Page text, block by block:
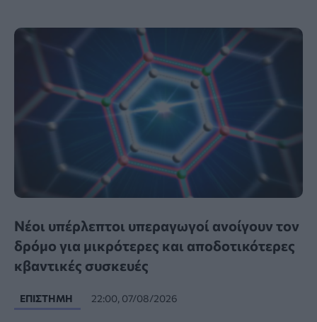
Νέοι υπέρλεπτοι υπεραγωγοί ανοίγουν τον
δρόμο για μικρότερες και αποδοτικότερες
κβαντικές συσκευές
ΕΠΙΣΤΉΜΗ 22:00, 07/08/2026